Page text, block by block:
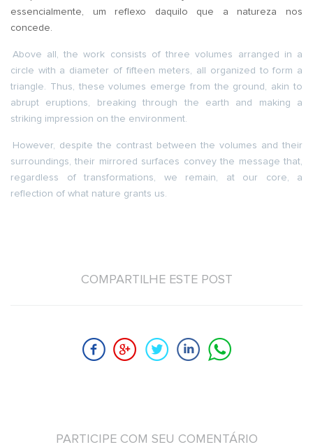
essencialmente, um reflexo daquilo que a natureza nos
concede.
Above all, the work consists of three volumes arranged in a
circle with a diameter of fifteen meters, all organized to form a
triangle. Thus, these volumes emerge from the ground, akin to
abrupt eruptions, breaking through the earth and making a
striking impression on the environment.
However, despite the contrast between the volumes and their
surroundings, their mirrored surfaces convey the message that,
regardless of transformations, we remain, at our core, a
reflection of what nature grants us.
COMPARTILHE ESTE POST
PARTICIPE COM SEU COMENTÁRIO